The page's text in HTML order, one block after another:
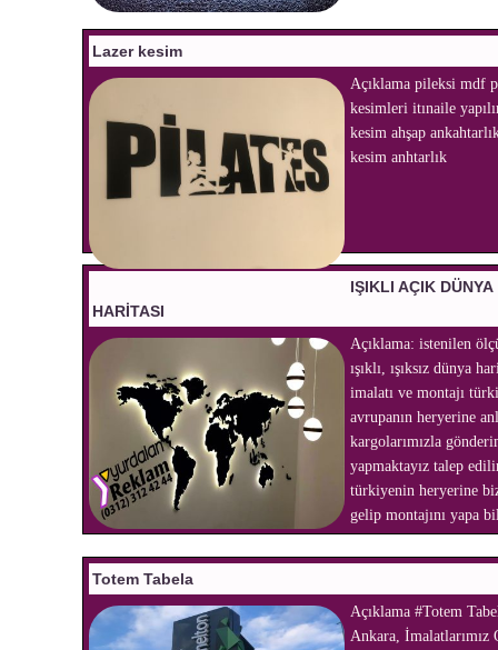
Lazer kesim
Açıklama pileksi mdf
kesimleri itınaile
kesim ahşap
kesim anhtarlık
IŞIKLI AÇIK DÜNYA
HARİTASI
Açıklama: istenilen
ışıklı, ışıksız dünya
imalatı ve montajı
avrupanın heryerine
kargolarımızla
yapmaktayız talep
türkiyenin heryerine
gelip montajını yapa
Totem Tabela
Açıklama #Totem
Ankara, İmalatlarımız